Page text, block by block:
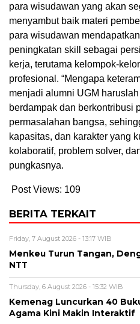
para wisudawan yang akan
menyambut baik materi
para wisudawan
peningkatan skill sebagai
kerja, terutama kelompok-
profesional. “Mengapa
menjadi alumni UGM
berdampak dan berkontribusi
permasalahan bangsa,
kapasitas, dan karakter yang
kolaboratif, problem solver,
pungkasnya.
Post Views: 109
BERITA TERKAIT
Friday, 7 August 2026 - 13:17 WIB
Menkeu Turun Tangan,
NTT
Thursday, 6 August 2026 - 15:32 WIB
Kemenag Luncurkan 40
Agama Kini Makin Interaktif